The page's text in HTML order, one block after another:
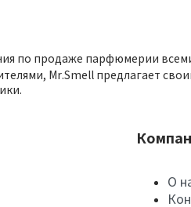
по продаже парфюмерии
Mr.Smell предлагает
О